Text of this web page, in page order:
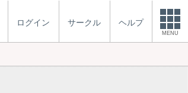
ログイン サークル ヘルプ
MENU